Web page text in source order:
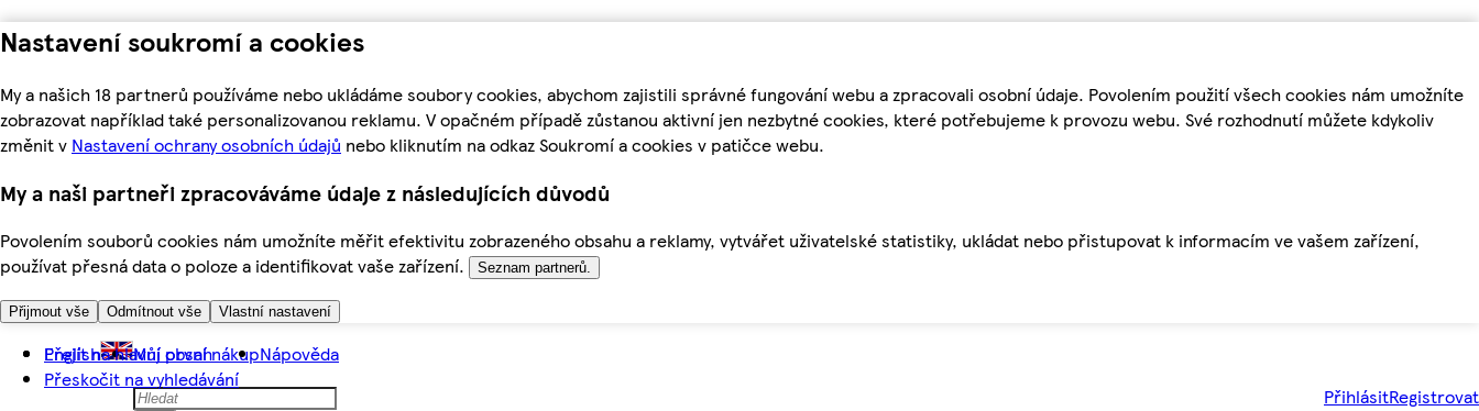
Nastavení soukromí a cookies
My a našich 18 partnerů používáme nebo ukládáme soubory cookies, abychom zajistili správné fungování webu a zpracovali osobní údaje. Povolením použití všech cookies nám umožníte
zobrazovat například také personalizovanou reklamu. V opačném případě zůstanou aktivní jen nezbytné cookies, které potřebujeme k provozu webu. Své rozhodnutí můžete kdykoliv
změnit v Nastavení ochrany osobních údajů nebo kliknutím na odkaz Soukromí a cookies v patičce webu.
My a naši partneři zpracováváme údaje z následujících důvodů
Povolením souborů cookies nám umožníte měřit efektivitu zobrazeného obsahu a reklamy, vytvářet uživatelské statistiky, ukládat nebo přistupovat k informacím ve vašem zařízení,
používat přesná data o poloze a identifikovat vaše zařízení.
Seznam partnerů.
Přijmout vše Odmítnout vše Vlastní nastavení
Přejít na hlavní obsah
Přeskočit na vyhledávání
English Můj první nákupNápověda
PřihlásitRegistrovat